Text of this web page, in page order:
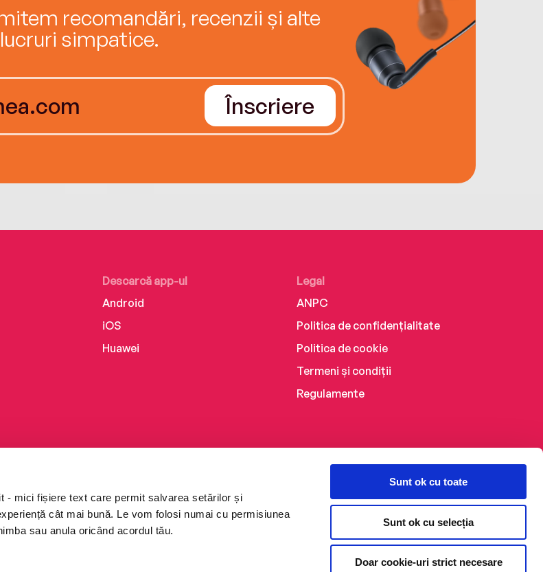
- mici fișiere text care permit salvarea setărilor și
cât mai bună. Le vom folosi numai cu permisiunea
sau anula oricând acordul tău.
Sunt ok cu toate
Sunt ok cu selecția
Doar cookie-uri strict necesare
recomandări, recenzii și alte
lucruri simpatice.
Înscriere
Descarcă app-ul
Android
iOS
Huawei
Legal
ANPC
Politica de confidențialitate
Politica de cookie
Termeni și condiții
Regulamente